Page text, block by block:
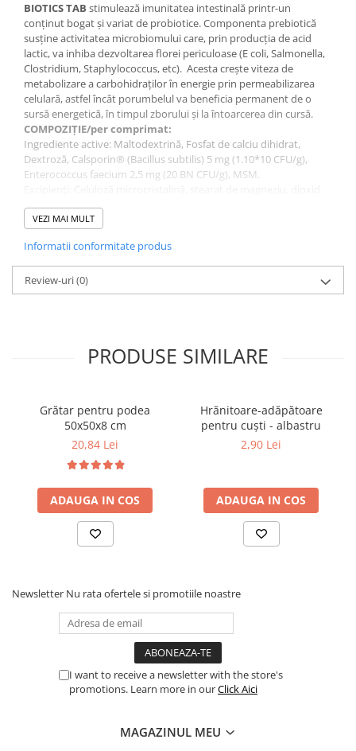
BIOTICS TAB stimulează imunitatea intestinală printr-un
conţinut bogat şi variat de probiotice. Componenta prebiotică
susţine activitatea microbiomului care, prin producţia de acid
lactic, va inhiba dezvoltarea florei periculoase (E coli, Salmonella,
Clostridium, Staphylococcus, etc). Acesta creşte viteza de
metabolizare a carbohidraţilor în energie prin permeabilizarea
celulară, astfel încât porumbelul va beneficia permanent de o
sursă energetică, în timpul zborului și la întoarcerea din cursă.
COMPOZIŢIE/per comprimat:
Ingrediente active: Maltodextrină, Fosfat de calciu dihidrat,
Dextroză, Calsporin® (Bacillus subtilis) 5 mg (1.10*10 CFU/g),
Enterococcus faecium 2,5 mg (20 BN CFU/g), MSM.
de siliciu amorf.
ADMINISTRARE:
Utilizarea în perioadele de concurs, în tratamentul cu antibiotice,
în sezonul de năpârlire va reduce semnificativ riscul de
îmbolnăviri. Oferă protecţie mai ales în faţa bolilor cu răspândire
largă (candidoză, tricomonoză, salmoneloza, etc), boli virale sau
VEZI MAI MULT
Informatii conformitate produs
Review-uri(0)
PRODUSE SIMILARE
Grătar pentru podea
50x50x8 cm
20,84 Lei
ADAUGA IN COS
Hrănitoare-adăpătoare
pentru cuști - albastru
2,90 Lei
ADAUGA IN COS
Newsletter Nu rata ofertele si promotiile noastre
I want to receive a newsletter with the store's
promotions. Learn more in ourClick Aici
MAGAZINUL MEU